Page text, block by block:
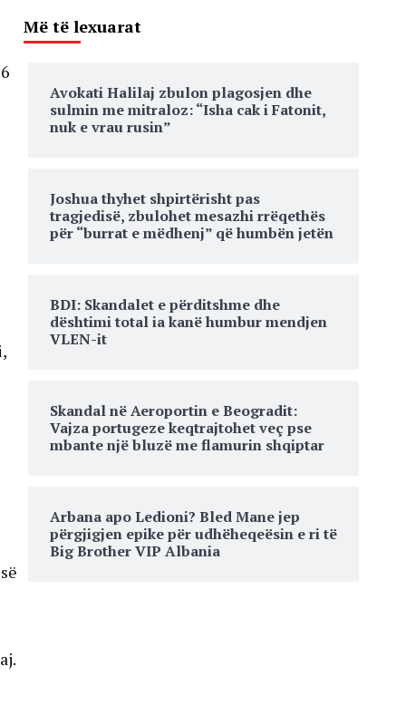
Më të lexuarat
Avokati Halilaj zbulon plagosjen dhe
sulmin me mitraloz: “Isha cak i Fatonit,
nuk e vrau rusin”
Joshua thyhet shpirtërisht pas
tragjedisë, zbulohet mesazhi rrëqethës
për “burrat e mëdhenj” që humbën jetën
BDI: Skandalet e përditshme dhe
dështimi total ia kanë humbur mendjen
VLEN-it
Skandal në Aeroportin e Beogradit:
Vajza portugeze keqtrajtohet veç pse
mbante një bluzë me flamurin shqiptar
Arbana apo Ledioni? Bled Mane jep
përgjigjen epike për udhëheqeësin e ri të
Big Brother VIP Albania